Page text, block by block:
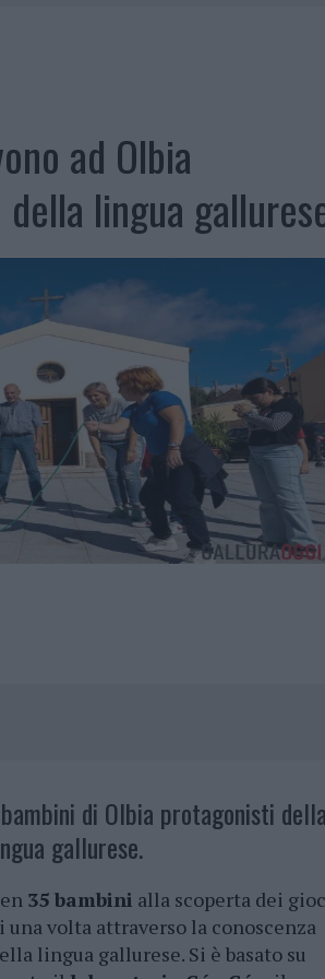
ad Olbia
lingua
di Olbia protagonisti della
gallurese.
35 bambini alla scoperta dei
una volta attraverso la conoscenza
lingua gallurese. Si è basato su